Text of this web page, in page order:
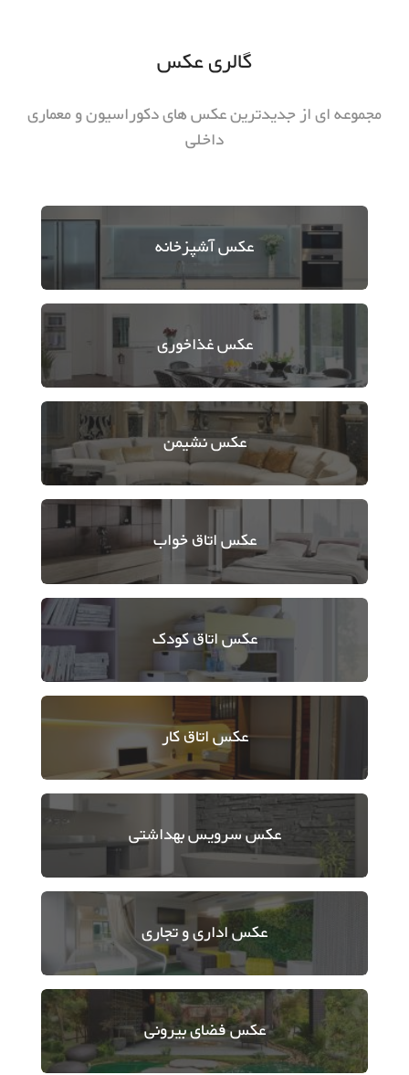
گالری عکس
مجموعه ای از جدیدترین عکس های دکوراسیون و معماری
داخلی
عکسآشپزخانه
عکسغذاخوری
عکسنشیمن
عکساتاق خواب
عکساتاق کودک
عکساتاق کار
عکسسرویس بهداشتی
عکساداری و تجاری
عکسفضای بیرونی